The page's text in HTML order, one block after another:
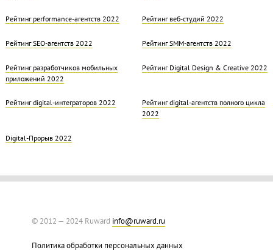
Рейтинг performance-агентств 2022 Рейтинг веб-студий 2022
Рейтинг SEO-агентств 2022 Рейтинг SMM-агентств 2022
Рейтинг разработчиков мобильных
приложений 2022
Рейтинг Digital Design & Creative 2022
Рейтинг digital-интеграторов 2022
Рейтинг digital-агентств полного цикла
2022
Digital-Прорыв 2022
© 2012 — 2024 Ruward info@ruward.ru
Политика обработки персональных данных